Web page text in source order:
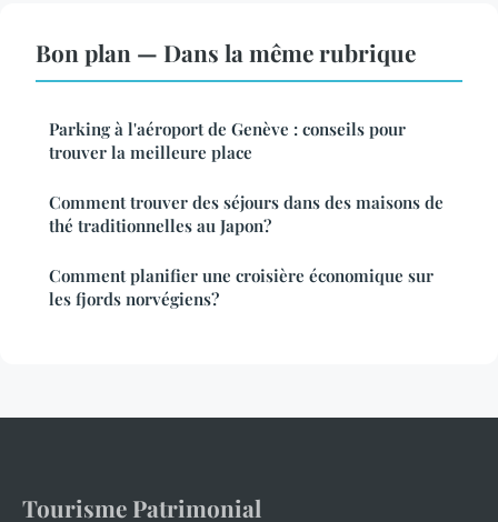
Bon plan — Dans la même rubrique
Parking à l'aéroport de Genève : conseils pour
trouver la meilleure place
Comment trouver des séjours dans des maisons de
thé traditionnelles au Japon?
Comment planifier une croisière économique sur
les fjords norvégiens?
Tourisme Patrimonial